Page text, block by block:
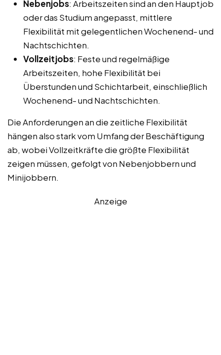
Nebenjobs: Arbeitszeiten sind an den Hauptjob
oder das Studium angepasst, mittlere
Flexibilität mit gelegentlichen Wochenend- und
Nachtschichten.
Vollzeitjobs: Feste und regelmäßige
Arbeitszeiten, hohe Flexibilität bei
Überstunden und Schichtarbeit, einschließlich
Wochenend- und Nachtschichten.
Die Anforderungen an die zeitliche Flexibilität
hängen also stark vom Umfang der Beschäftigung
ab, wobei Vollzeitkräfte die größte Flexibilität
zeigen müssen, gefolgt von Nebenjobbern und
Minijobbern.
Anzeige